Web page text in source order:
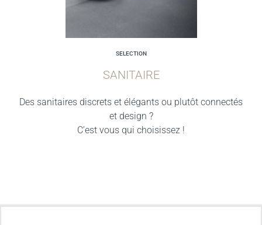
SELECTION
SANITAIRE
Des sanitaires discrets et élégants ou plutôt connectés
et design ?
C’est vous qui choisissez !